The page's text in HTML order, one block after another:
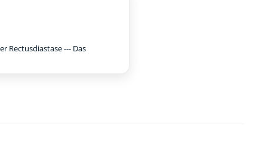
Rectusdiastase --- Das